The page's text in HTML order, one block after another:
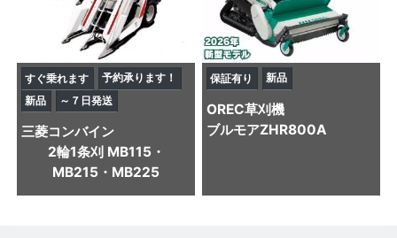
すぐ乗れます
予約承ります！
新品
～７日発送
三菱コンバイン
2輪1条刈 MB115・
MB215・MB225
保証有り 新品
OREC草刈機
ブルモアZHR800A